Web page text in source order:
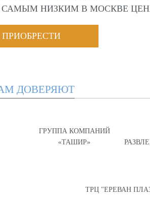
САМЫМ НИЗКИМ В МОСКВЕ
ПРИОБРЕСТИ
ДОВЕРЯЮТ
ГРУППА КОМПАНИЙ
«ТАШИР»
ТРЦ "ЕРЕВАН